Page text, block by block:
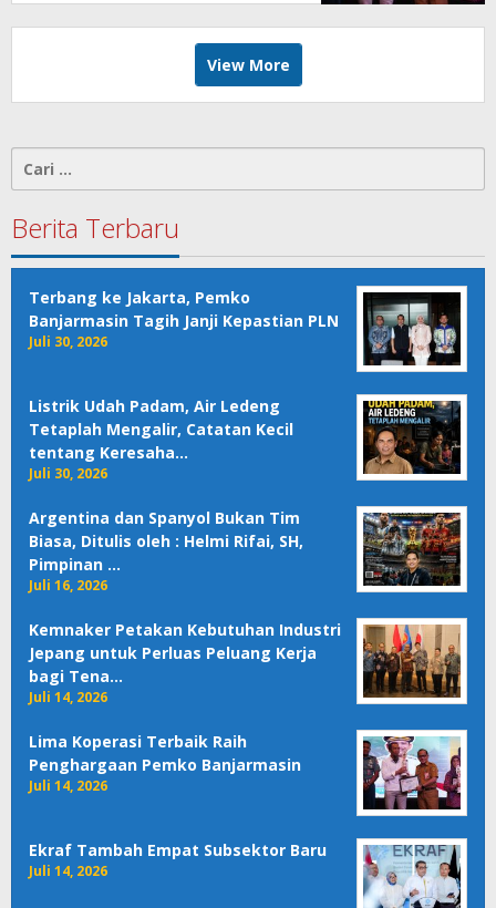
View More
Cari
untuk:
Berita Terbaru
Terbang ke Jakarta, Pemko
Banjarmasin Tagih Janji Kepastian PLN
Juli 30, 2026
Listrik Udah Padam, Air Ledeng
Tetaplah Mengalir, Catatan Kecil
tentang Keresaha…
Juli 30, 2026
Argentina dan Spanyol Bukan Tim
Biasa, Ditulis oleh : Helmi Rifai, SH,
Pimpinan …
Juli 16, 2026
Kemnaker Petakan Kebutuhan Industri
Jepang untuk Perluas Peluang Kerja
bagi Tena…
Juli 14, 2026
Lima Koperasi Terbaik Raih
Penghargaan Pemko Banjarmasin
Juli 14, 2026
Ekraf Tambah Empat Subsektor Baru
Juli 14, 2026